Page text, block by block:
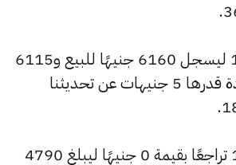
وارتفع سعر عيار 18 ليسجل 6160 جنيهًا للبيع و6115
جنيهًا للشراء، بزيادة قدرها 5 جنيهات عن تحديثنا
وشهد سعر عيار 14 تراجعًا بقيمة 0 جنيهًا ليبلغ 4790